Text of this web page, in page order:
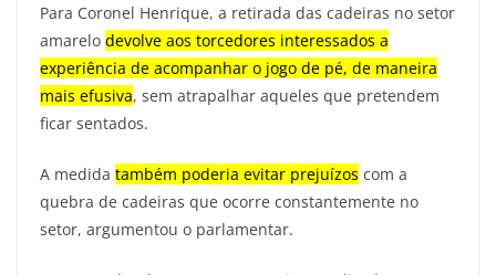
Para Coronel Henrique, a retirada das cadeiras no setor
amarelo devolve aos torcedores interessados a
experiência de acompanhar o jogo de pé, de maneira
mais efusiva, sem atrapalhar aqueles que pretendem
ficar sentados.
A medida também poderia evitar prejuízos com a
quebra de cadeiras que ocorre constantemente no
setor, argumentou o parlamentar.